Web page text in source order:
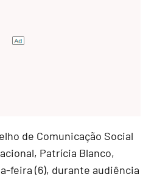
de Comunicação Social
Patrícia Blanco,
feira (6), durante audiência